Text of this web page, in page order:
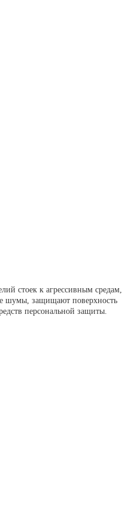
стоек к агрессивным средам,
шумы, защищают поверхность
персональной защиты.